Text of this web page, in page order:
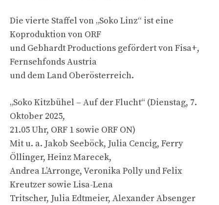
Die vierte Staffel von „Soko Linz“ ist eine
Koproduktion von ORF
und Gebhardt Productions gefördert von Fisa+,
Fernsehfonds Austria
und dem Land Oberösterreich.
„Soko Kitzbühel – Auf der Flucht“ (Dienstag, 7.
Oktober 2025,
21.05 Uhr, ORF 1 sowie ORF ON)
Mit u. a. Jakob Seeböck, Julia Cencig, Ferry
Öllinger, Heinz Marecek,
Andrea L’Arronge, Veronika Polly und Felix
Kreutzer sowie Lisa-Lena
Tritscher, Julia Edtmeier, Alexander Absenger